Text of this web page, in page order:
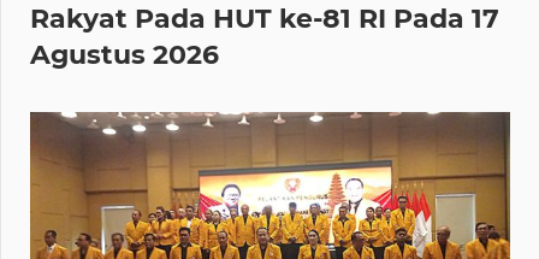
Rakyat Pada HUT ke-81 RI Pada 17
Agustus 2026